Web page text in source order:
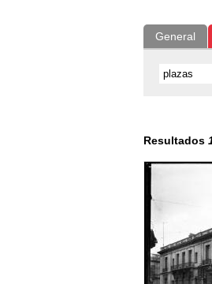
General
Resultados